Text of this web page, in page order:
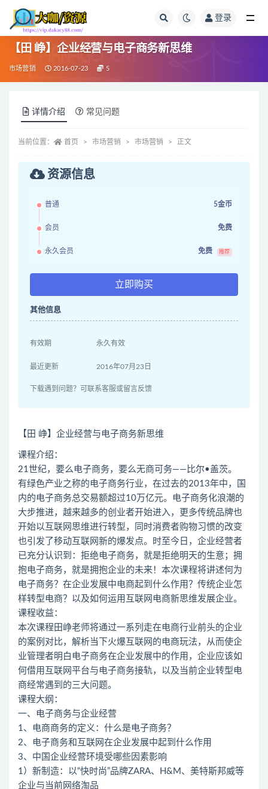
登录
【田 峥】企业经营与电子商务新思维
市场营销 2016-07-23 5
详情介绍 常见问题
当前位置： 首页 市场营销 市场营销 正文
资源信息
普通 5金币
会员 免费
永久会员 免费 推荐
立即购买
其他信息
有效期 永久有效
最近更新 2016年07月23日
下载遇到问题？可联系客服或留言反馈
【田 峥】企业经营与电子商务新思维
课程介绍：
21世纪，要么电子商务，要么无商可务——比尔•盖茨。
有绿色产业之称的电子商务行业，在过去的2013年中，国
内的电子商务总交易额超过10万亿元。电子商务化浪潮的
大步推进，越来越多的创业者开始进入，更多传统品牌也
开始以互联网思维进行转型，同时消费者购物习惯的改变
也引发了移动互联网新的爆发点。时至今日，企业经营者
已充分认识到：拒绝电子商务，就是拒绝明天的生意；拥
抱电子商务，就是拥抱企业的未来！本次课程将讲述何为
电子商务？在企业发展中电商起到什么作用？传统企业怎
样转型电商？以及如何运用互联网电商新思维发展企业。
课程收益：
本次课程田峥老师将通过一系列走在电商行业前头的企业
的案例对比，解析当下火爆互联网的电商玩法，从而使企
业管理者明白电子商务在企业发展中的作用，企业应该如
何借用互联网平台与电子商务接轨，以及当前企业转型电
商经常遇到的三大问题。
课程大纲：
一、电子商务与企业经营
1、电商商务的定义：什么是电子商务？
2、电子商务和互联网在企业发展中起到什么作用
3、中国企业经营环境受哪些因素影响
1）新制造：以“快时尚”品牌ZARA、H&M、美特斯邦威等
企业与当前网络淘品
全部